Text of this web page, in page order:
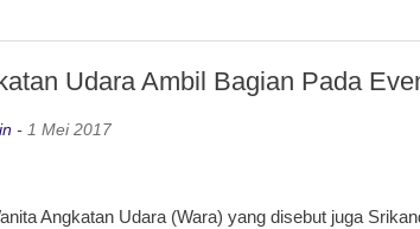
Udara Ambil Bagian Pada
- 1 Mei 2017
Angkatan Udara (Wara) yang disebut juga